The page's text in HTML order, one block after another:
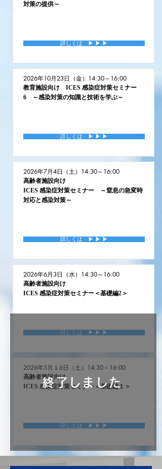
対策の提供～
詳しくは ▶︎ ▶︎ ▶︎
2026年10月23日（金）14:30～16:00
教育施設向け ICES 感染症対策セミナー
6 ～感染対策の知識と技術を学ぶ～
詳しくは ▶︎ ▶︎ ▶︎
2026年7月4日（土）14:30～16:00
高齢者施設向け
ICES 感染症対策セミナー ～窒息の急変時
対応と感染対策～
詳しくは ▶︎ ▶︎ ▶︎
2026年6月3日（水）14:30～16:00
高齢者施設向け
ICES 感染症対策セミナー＜基礎編2＞
詳しくは ▶︎ ▶︎ ▶︎
2026年5月１6日（土）14:30～16:00
高齢者施設向け
ICES 感染症対策セミナー＜基礎編１＞
詳しくは ▶︎ ▶︎ ▶︎
終了しました